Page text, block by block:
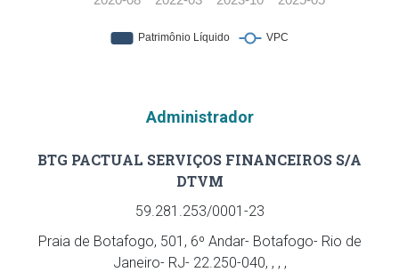
Administrador
BTG PACTUAL SERVIÇOS FINANCEIROS S/A
DTVM
59.281.253/0001-23
Praia de Botafogo, 501, 6º Andar- Botafogo- Rio de
Janeiro- RJ- 22.250-040, , , ,